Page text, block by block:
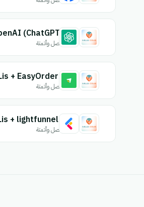
(ChatGPT)
اتصل وأتمتة
+ EasyOrders
اتصل وأتمتة
+ lightfunnels
اتصل وأتمتة